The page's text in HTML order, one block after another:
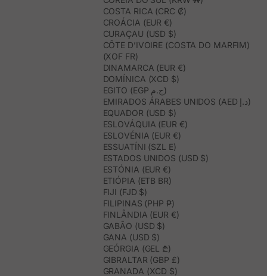
COSTA RICA (CRC ₡)
CROÁCIA (EUR €)
CURAÇAU (USD $)
CÔTE D’IVOIRE (COSTA DO MARFIM)
(XOF FR)
DINAMARCA (EUR €)
DOMÍNICA (XCD $)
EGITO (EGP ج.م)
EMIRADOS ÁRABES UNIDOS (AED د.إ)
EQUADOR (USD $)
ESLOVÁQUIA (EUR €)
ESLOVÉNIA (EUR €)
ESSUATÍNI (SZL E)
ESTADOS UNIDOS (USD $)
ESTÓNIA (EUR €)
ETIÓPIA (ETB BR)
FIJI (FJD $)
FILIPINAS (PHP ₱)
FINLÂNDIA (EUR €)
GABÃO (USD $)
GANA (USD $)
GEÓRGIA (GEL ₾)
GIBRALTAR (GBP £)
GRANADA (XCD $)